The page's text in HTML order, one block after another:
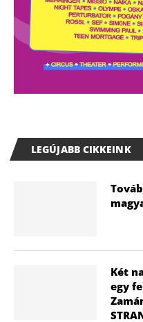
LEGÚJABB CIKKEINK
Két
egy